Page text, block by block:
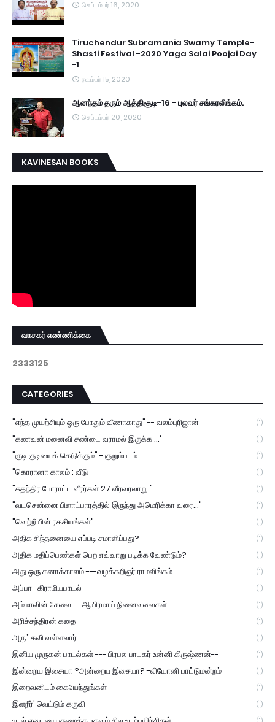
செப்டம்பர் 16, 2020
Tiruchendur Subramania Swamy Temple-
Shasti Festival -2020 Yaga Salai Poojai Day
-1
நவம்பர் 15, 2020
ஆனந்தம் தரும் ஆத்திசூடி-16 - புலவர் சங்கரலிங்கம்.
செப்டம்பர் 20, 2020
KAVINESAN BOOKS
வாசகர் எண்ணிக்கை
2333125
CATEGORIES
"எந்த முயற்சியும் ஒரு போதும் வீணாகாது" -- வலம்புரிஜான் (1)
"கணவன் மனைவி சண்டை வராமல் இருக்க ...' (1)
"குடி குடியைக் கெடுக்கும்" - குறும்படம் (1)
"கொரானா காலம் : வீடு (1)
"சுதந்திர போராட்ட வீரர்கள் 27 வீரவரலாறு " (1)
"வடசென்னை பிளாட்பாரத்தில் இருந்து அமெரிக்கா வரை..." (1)
"வெற்றியின் ரகசியங்கள்" (1)
அதிக சிந்தனையை எப்படி சமாளிப்பது? (1)
அதிக மதிப்பெண்கள் பெற எவ்வாறு படிக்க வேண்டும்? (1)
அது ஒரு கனாக்காலம் ---வழக்கறிஞர் ராமலிங்கம் (1)
அப்பா- கிராமியபாடல் (1)
அம்மாவின் சேலை..... ஆயிரமாய் நினைவலைகள். (1)
அரிச்சந்திரன் கதை (1)
அருட்கவி வள்ளலார் (1)
இனிய முருகன் பாடல்கள் --- பிரபல பாடகர் உன்னி கிருஷ்ணன்-- (1)
இன்றைய இசையா ?அன்றைய இசையா? -லியோனி பாட்டுமன்றம் (1)
இறைவனிடம் கையேந்துங்கள் (1)
இளநீர்' வெட்டும் கருவி (1)